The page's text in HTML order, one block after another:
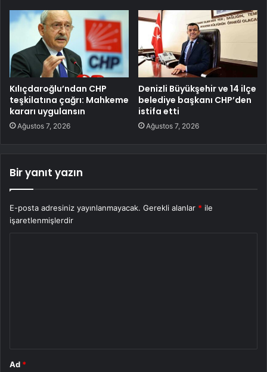
Kılıçdaroğlu’ndan CHP
teşkilatına çağrı: Mahkeme
kararı uygulansın
Ağustos 7, 2026
Denizli Büyükşehir ve 14 ilçe
belediye başkanı CHP’den
istifa etti
Ağustos 7, 2026
Bir yanıt yazın
E-posta adresiniz yayınlanmayacak. Gerekli alanlar * ile
işaretlenmişlerdir
Ad *